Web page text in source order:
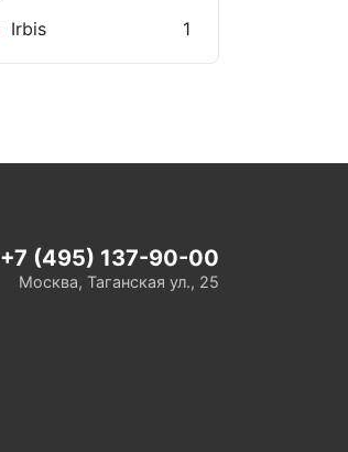
Irbis 1
+7 (495) 137-90-00
Москва, Таганская ул., 25